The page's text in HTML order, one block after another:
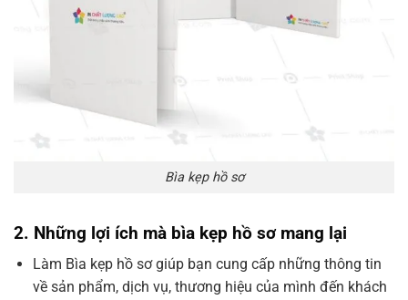
Bìa kẹp hồ sơ
2. Những lợi ích mà bìa kẹp hồ sơ mang lại
Làm Bìa kẹp hồ sơ giúp bạn cung cấp những thông tin
về sản phẩm, dịch vụ, thương hiệu của mình đến khách